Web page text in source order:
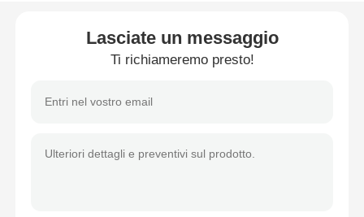
Richiedere un preventivo
Parti del motore del motociclo
componenti elettrici per motocicli
Lasciate un messaggio
Ti richiameremo presto!